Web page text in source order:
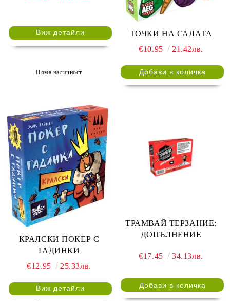
Виж детайли
Няма наличност
ТОЧКИ НА САЛАТА
€10.95
21.42лв.
КРАЛСКИ ПОКЕР С
ГАДИНКИ
€12.95
25.33лв.
Виж детайли
ТРАМВАЙ ТЕРЗАНИЕ:
ДОПЪЛНЕНИЕ
€17.45 34.13лв.